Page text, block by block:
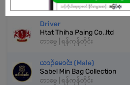
Driver
Htat Thiha Paing Co.,ltd
တာမွေ | ရန်ကုန်တိုင်း
ယာဉ်မောင်း (Male)
Sabel Min Bag Collection
တာမွေ | ရန်ကုန်တိုင်း